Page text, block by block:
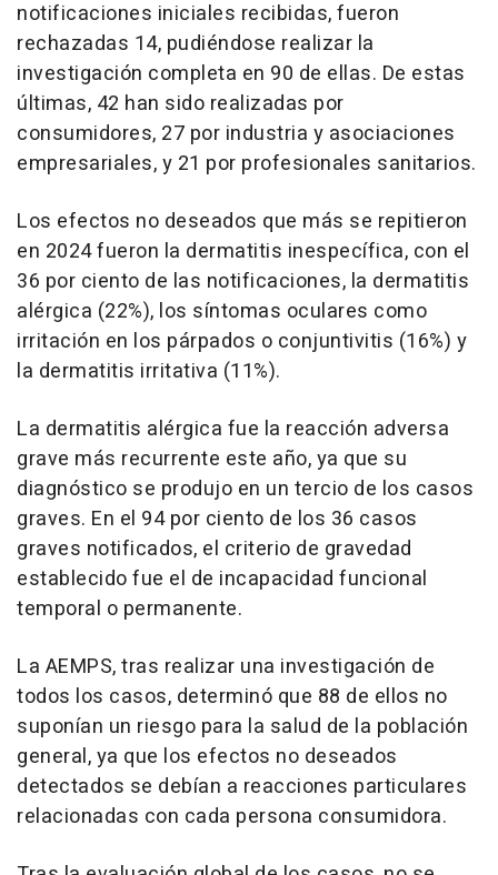
notificaciones iniciales recibidas, fueron
rechazadas 14, pudiéndose realizar la
investigación completa en 90 de ellas. De estas
últimas, 42 han sido realizadas por
consumidores, 27 por industria y asociaciones
empresariales, y 21 por profesionales sanitarios.
Los efectos no deseados que más se repitieron
en 2024 fueron la dermatitis inespecífica, con el
36 por ciento de las notificaciones, la dermatitis
alérgica (22%), los síntomas oculares como
irritación en los párpados o conjuntivitis (16%) y
la dermatitis irritativa (11%).
La dermatitis alérgica fue la reacción adversa
grave más recurrente este año, ya que su
diagnóstico se produjo en un tercio de los casos
graves. En el 94 por ciento de los 36 casos
graves notificados, el criterio de gravedad
establecido fue el de incapacidad funcional
temporal o permanente.
La AEMPS, tras realizar una investigación de
todos los casos, determinó que 88 de ellos no
suponían un riesgo para la salud de la población
general, ya que los efectos no deseados
detectados se debían a reacciones particulares
relacionadas con cada persona consumidora.